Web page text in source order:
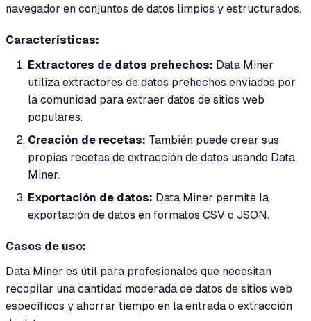
navegador en conjuntos de datos limpios y estructurados.
Características:
Extractores de datos prehechos: Data Miner
utiliza extractores de datos prehechos enviados por
la comunidad para extraer datos de sitios web
populares.
Creación de recetas: También puede crear sus
propias recetas de extracción de datos usando Data
Miner.
Exportación de datos: Data Miner permite la
exportación de datos en formatos CSV o JSON.
Casos de uso:
Data Miner es útil para profesionales que necesitan
recopilar una cantidad moderada de datos de sitios web
específicos y ahorrar tiempo en la entrada o extracción